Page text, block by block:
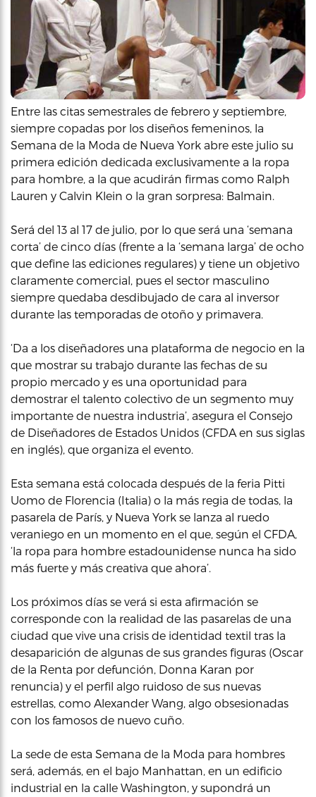
Entre las citas semestrales de febrero y septiembre,
siempre copadas por los diseños femeninos, la
Semana de la Moda de Nueva York abre este julio su
primera edición dedicada exclusivamente a la ropa
para hombre, a la que acudirán firmas como Ralph
Lauren y Calvin Klein o la gran sorpresa: Balmain.
Será del 13 al 17 de julio, por lo que será una ‘semana
corta’ de cinco días (frente a la ‘semana larga’ de ocho
que define las ediciones regulares) y tiene un objetivo
claramente comercial, pues el sector masculino
siempre quedaba desdibujado de cara al inversor
durante las temporadas de otoño y primavera.
‘Da a los diseñadores una plataforma de negocio en la
que mostrar su trabajo durante las fechas de su
propio mercado y es una oportunidad para
demostrar el talento colectivo de un segmento muy
importante de nuestra industria’, asegura el Consejo
de Diseñadores de Estados Unidos (CFDA en sus siglas
en inglés), que organiza el evento.
Esta semana está colocada después de la feria Pitti
Uomo de Florencia (Italia) o la más regia de todas, la
pasarela de París, y Nueva York se lanza al ruedo
veraniego en un momento en el que, según el CFDA,
‘la ropa para hombre estadounidense nunca ha sido
más fuerte y más creativa que ahora’.
Los próximos días se verá si esta afirmación se
corresponde con la realidad de las pasarelas de una
ciudad que vive una crisis de identidad textil tras la
desaparición de algunas de sus grandes figuras (Oscar
de la Renta por defunción, Donna Karan por
renuncia) y el perfil algo ruidoso de sus nuevas
estrellas, como Alexander Wang, algo obsesionadas
con los famosos de nuevo cuño.
La sede de esta Semana de la Moda para hombres
será, además, en el bajo Manhattan, en un edificio
industrial en la calle Washington, y supondrá un